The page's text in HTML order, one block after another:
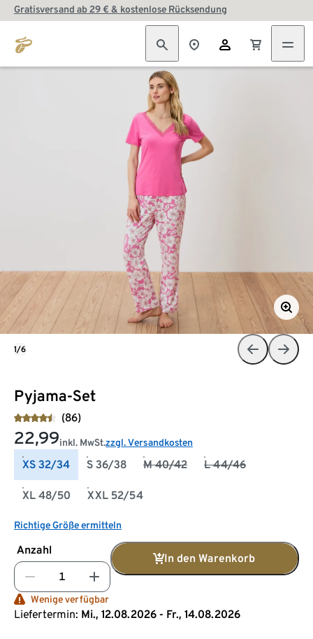
Gratisversand ab 29 € & kostenlose Rücksendung
Pyjama-Set
(86)
22,99inkl. MwSt.zzgl. Versandkosten
XS 32/34 S 36/38 M 40/42 L 44/46
XL 48/50 XXL 52/54
Richtige Größe ermitteln
Anzahl
In den Warenkorb
Wenige verfügbar
Liefertermin: Mi., 12.08.2026 - Fr., 14.08.2026
1/6